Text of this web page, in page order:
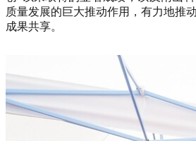
质量发展的巨大推动作用，有力地推
成果共享。